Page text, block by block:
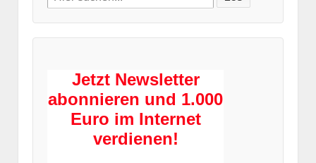
for:
Jetzt Newsletter
abonnieren und 1.000
Euro im Internet
verdienen!